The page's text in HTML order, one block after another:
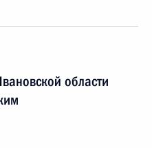
области